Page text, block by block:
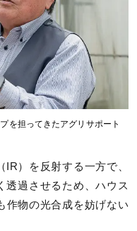
を担ってきたアグリサポート
）を反射する一方で、
透過させるため、ハウス
作物の光合成を妨げない